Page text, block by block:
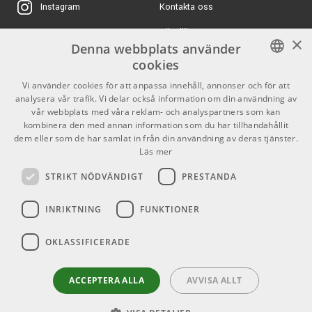
Virtual Soundcheck via Capture-programvara gör det
möjligt att testa och justera mixar utan livekälla.
Nätverk och fjärrstyrning
Med Milan-certifierad AVB-nätverksteknik kan SE 16R
integreras med andra enheter i StudioLive Series III-
systemet. Detta möjliggör utökning av systemet och
flexibel placering av utrustning.
Via Universal Control och QMix-UC kan mixern styras
trådlöst, inklusive individuell monitorstyrning.
Användningsområden
monitor­mixer, ljudinterface eller stagebox. Detta gör den
lämplig för liveproduktion, in-ear-system, inspelning och
Martin Guitar MP540T
ERA Light
ARTIKELNUMMER 1096815
Fender Rumble 40 V3
ARTIKELNUMMER 1041233
Pioneer DDJ-FLX4 3650 kr/st
Instagram
X
Youtube
TikTok
Kontakta oss
Köpvillkor
Butiken
Varumärken
GDPR & Cookies
Kontakt
Info
Mån-Fre: 10.00-18.00
Helgdagar
SWEDISH
ENGLISH
×
Denna webbplats använder
cookies
Vi använder cookies för att anpassa innehåll, annonser och för att
analysera vår trafik. Vi delar också information om din användning av
vår webbplats med våra reklam- och analyspartners som kan
kombinera den med annan information som du har tillhandahållit
dem eller som de har samlat in från din användning av deras tjänster.
Läs mer
STRIKT NÖDVÄNDIGT PRESTANDA
INRIKTNING FUNKTIONER
OKLASSIFICERADE
ACCEPTERA ALLA AVVISA ALLT